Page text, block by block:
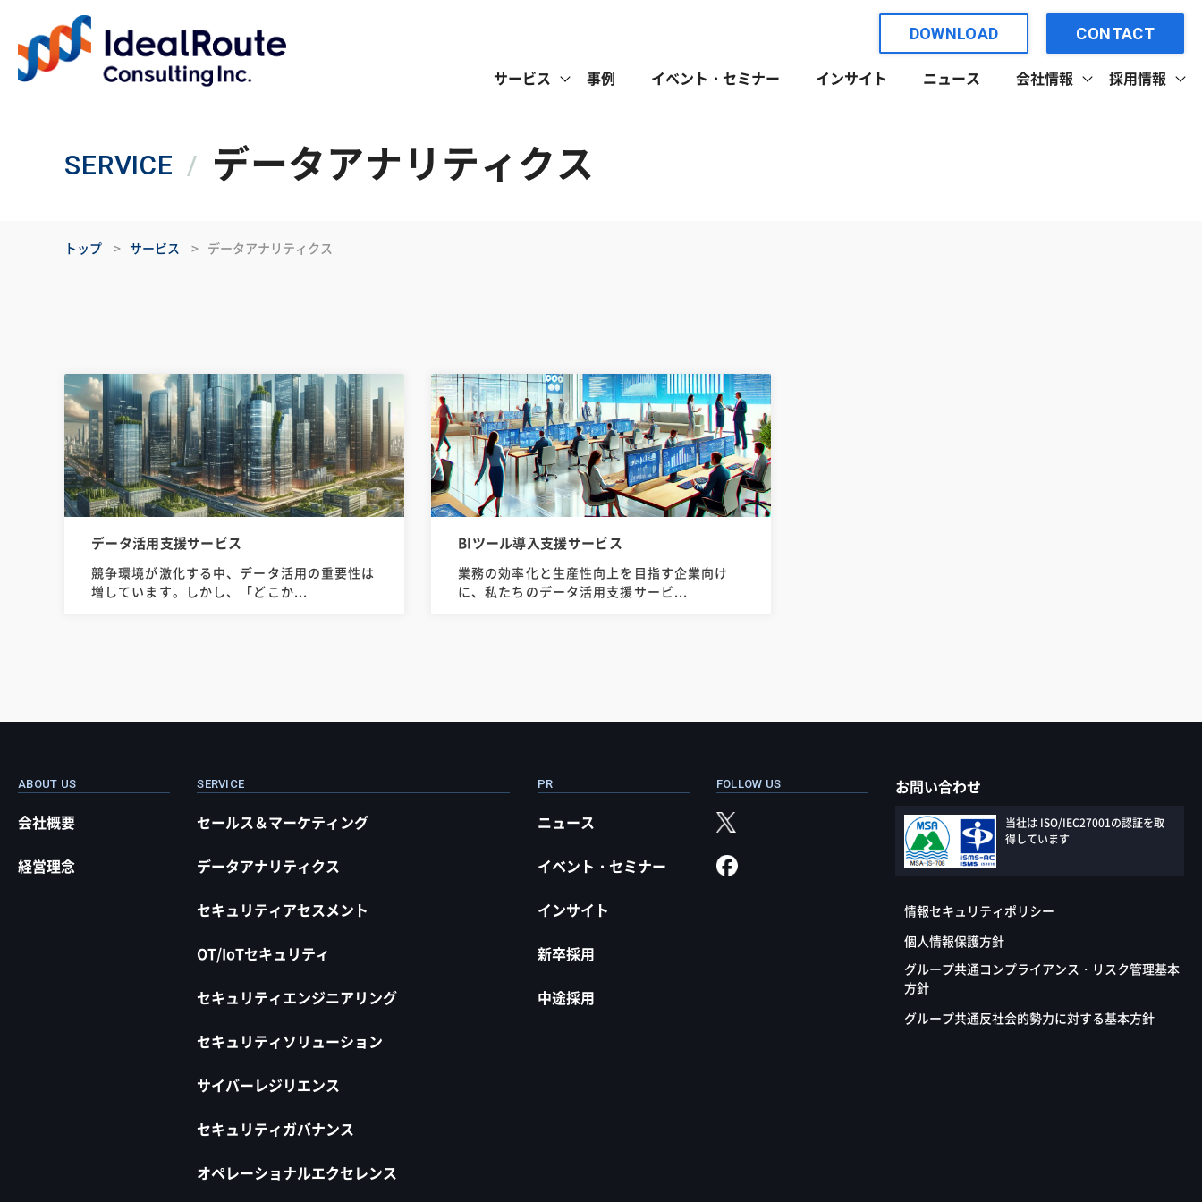
DOWNLOAD CONTACT
サービス 事例 イベント・セミナー インサイト ニュース 会社情報 採用情報
SERVICE データアナリティクス
トップ サービス データアナリティクス
データ活用支援サービス
競争環境が激化する中、データ活用の重要性は
増しています。しかし、「どこか...
BIツール導入支援サービス
業務の効率化と生産性向上を目指す企業向け
に、私たちのデータ活用支援サービ...
ABOUT US
会社概要
経営理念
SERVICE
セールス＆マーケティング
データアナリティクス
セキュリティアセスメント
OT/IoTセキュリティ
セキュリティエンジニアリング
セキュリティソリューション
サイバーレジリエンス
セキュリティガバナンス
オペレーショナルエクセレンス​
PR
ニュース
イベント・セミナー
インサイト
新卒採用
中途採用
FOLLOW US お問い合わせ
当社は ISO/IEC27001の認証を取
得しています
情報セキュリティポリシー
個人情報保護方針
グループ共通コンプライアンス・リスク管理基本
方針
グループ共通反社会的勢力に対する基本方針